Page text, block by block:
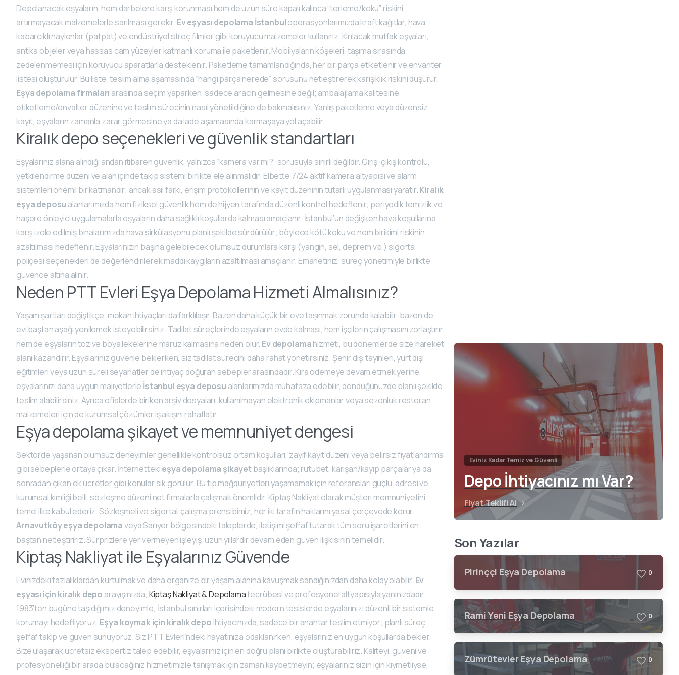
Depolanacak eşyaların, hem darbelere karşı korunması hem de uzun süre kapalı kalınca “terleme/koku” riskini
artırmayacak malzemelerle sarılması gerekir. Ev eşyası depolama İstanbuloperasyonlarımızda kraft kağıtlar, hava
kabarcıklı naylonlar (patpat) ve endüstriyel streç filmler gibi koruyucu malzemeler kullanırız. Kırılacak mutfak eşyaları,
antika objeler veya hassas cam yüzeyler katmanlı koruma ile paketlenir. Mobilyaların köşeleri, taşıma sırasında
zedelenmemesi için koruyucu aparatlarla desteklenir. Paketleme tamamlandığında, her bir parça etiketlenir ve envanter
listesi oluşturulur. Bu liste, teslim alma aşamasında “hangi parça nerede” sorusunu netleştirerek karışıklık riskini düşürür.
Eşya depolama firmaları arasında seçim yaparken, sadece aracın gelmesine değil; ambalajlama kalitesine,
etiketleme/envalter düzenine ve teslim sürecinin nasıl yönetildiğine de bakmalısınız. Yanlış paketleme veya düzensiz
kayıt, eşyaların zamanla zarar görmesine ya da iade aşamasında karmaşaya yol açabilir.
Kiralık depo seçenekleri ve güvenlik standartları
Eşyalarınız alana alındığı andan itibaren güvenlik, yalnızca “kamera var mı?” sorusuyla sınırlı değildir. Giriş-çıkış kontrolü,
yetkilendirme düzeni ve alan içinde takip sistemi birlikte ele alınmalıdır. Elbette 7/24 aktif kamera altyapısı ve alarm
sistemleri önemli bir katmandır; ancak asıl farkı, erişim protokollerinin ve kayıt düzeninin tutarlı uygulanması yaratır.Kiralık
eşya deposu alanlarımızda hem fiziksel güvenlik hem de hijyen tarafında düzenli kontrol hedeflenir; periyodik temizlik ve
haşere önleyici uygulamalarla eşyaların daha sağlıklı koşullarda kalması amaçlanır. İstanbul’un değişken hava koşullarına
karşı izole edilmiş binalarımızda hava sirkülasyonu planlı şekilde sürdürülür; böylece kötü koku ve nem birikimi riskinin
azaltılması hedeflenir. Eşyalarınızın başına gelebilecek olumsuz durumlara karşı (yangın, sel, deprem vb.) sigorta
poliçesi seçenekleri de değerlendirilerek maddi kaygıların azaltılması amaçlanır. Emanetiniz, süreç yönetimiyle birlikte
güvence altına alınır.
Neden PTT Evleri Eşya Depolama Hizmeti Almalısınız?
Yaşam şartları değiştikçe, mekan ihtiyaçları da farklılaşır. Bazen daha küçük bir eve taşınmak zorunda kalabilir, bazen de
evi baştan aşağı yenilemek isteyebilirsiniz. Tadilat süreçlerinde eşyaların evde kalması, hem işçilerin çalışmasını zorlaştırır
hem de eşyaların toz ve boya lekelerine maruz kalmasına neden olur. Ev depolamahizmeti, bu dönemlerde size hareket
alanı kazandırır. Eşyalarınız güvenle beklerken, siz tadilat sürecini daha rahat yönetirsiniz. Şehir dışı tayinleri, yurt dışı
eğitimleri veya uzun süreli seyahatler de ihtiyaç doğuran sebepler arasındadır. Kira ödemeye devam etmek yerine,
eşyalarınızı daha uygun maliyetlerle İstanbul eşya deposu alanlarımızda muhafaza edebilir, döndüğünüzde planlı şekilde
teslim alabilirsiniz. Ayrıca ofislerde biriken arşiv dosyaları, kullanılmayan elektronik ekipmanlar veya sezonluk restoran
malzemeleri için de kurumsal çözümler iş akışını rahatlatır.
Eşya depolama şikayet ve memnuniyet dengesi
Sektörde yaşanan olumsuz deneyimler genellikle kontrolsüz ortam koşulları, zayıf kayıt düzeni veya belirsiz fiyatlandırma
gibi sebeplerle ortaya çıkar. İnternettekieşya depolama şikayetbaşlıklarında; rutubet, karışan/kayıp parçalar ya da
sonradan çıkan ek ücretler gibi konular sık görülür. Bu tip mağduriyetleri yaşamamak için referansları güçlü, adresi ve
kurumsal kimliği belli, sözleşme düzeni net firmalarla çalışmak önemlidir. Kiptaş Nakliyat olarak müşteri memnuniyetini
temel ilke kabul ederiz. Sözleşmeli ve sigortalı çalışma prensibimiz, her iki tarafın haklarını yasal çerçevede korur.
Arnavutköy eşya depolamaveya Sarıyer bölgesindeki taleplerde, iletişimi şeffaf tutarak tüm soru işaretlerini en
baştan netleştiririz. Sürprizlere yer vermeyen işleyiş, uzun yıllardır devam eden güven ilişkisinin temelidir.
Kiptaş Nakliyat ile Eşyalarınız Güvende
Evinizdeki fazlalıklardan kurtulmak ve daha organize bir yaşam alanına kavuşmak sandığınızdan daha kolay olabilir. Ev
eşyası için kiralık depo arayışınızda, Kiptaş Nakliyat & Depolamatecrübesi ve profesyonel altyapısıyla yanınızdadır.
1983’ten bugüne taşıdığımız deneyimle, İstanbul sınırları içerisindeki modern tesislerde eşyalarınızı düzenli bir sistemle
korumayı hedefliyoruz.Eşya koymak için kiralık depo ihtiyacınızda, sadece bir anahtar teslim etmiyor; planlı süreç,
şeffaf takip ve güven sunuyoruz. Siz PTT Evleri’ndeki hayatınıza odaklanırken, eşyalarınız en uygun koşullarda bekler.
Bize ulaşarak ücretsiz ekspertiz talep edebilir, eşyalarınız için en doğru planı birlikte oluşturabiliriz. Kaliteyi, güveni ve
profesyonelliği bir arada bulacağınız hizmetimizle tanışmak için zaman kaybetmeyin; eşyalarınız sizin için kıymetliyse,
Eviniz Kadar Temiz ve Güvenli
Depo İhtiyacınız mı Var?
Fiyat Teklifi Al
Son Yazılar
Pirinççi Eşya Depolama 0
Rami Yeni Eşya Depolama 0
Zümrütevler Eşya Depolama 0